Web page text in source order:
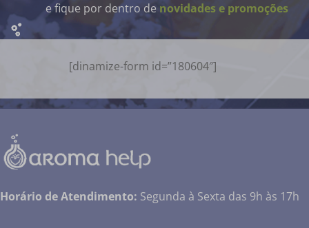
e fique por dentro de novidades e promoções
[dinamize-form id=”180604″]
Horário de Atendimento: Segunda à Sexta das 9h às 17h